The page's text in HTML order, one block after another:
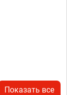
Показать все